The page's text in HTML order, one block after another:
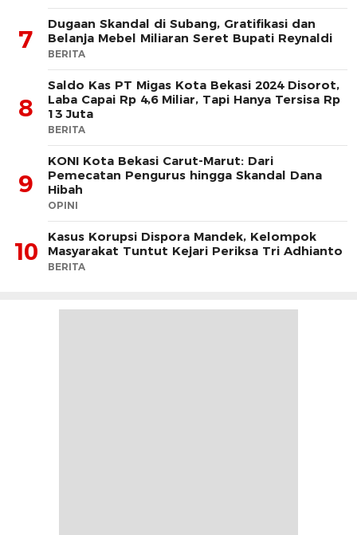
7
Dugaan Skandal di Subang, Gratifikasi dan
Belanja Mebel Miliaran Seret Bupati Reynaldi
BERITA
8
Saldo Kas PT Migas Kota Bekasi 2024 Disorot,
Laba Capai Rp 4,6 Miliar, Tapi Hanya Tersisa Rp
13 Juta
BERITA
9
KONI Kota Bekasi Carut-Marut: Dari
Pemecatan Pengurus hingga Skandal Dana
Hibah
OPINI
10
Kasus Korupsi Dispora Mandek, Kelompok
Masyarakat Tuntut Kejari Periksa Tri Adhianto
BERITA